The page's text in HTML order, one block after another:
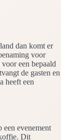
dan komt er
voor
een bepaald
de gasten en
heeft een
evenement
Dit